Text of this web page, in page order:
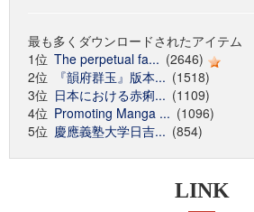
最も多くダウンロードされたアイテム
1位 The perpetual fa... (2646)
2位
『韻府群玉』版本... (1518)
3位 日本における赤痢... (1109)
4位 Promoting Manga ... (1096)
5位 慶應義塾大学日吉... (854)
LINK